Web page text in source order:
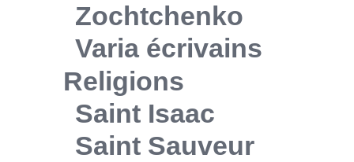
Zochtchenko
Varia écrivains
Religions
Saint Isaac
Saint Sauveur